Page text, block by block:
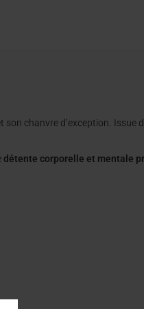
chanvre d’exception. Issue
détente corporelle et mentale